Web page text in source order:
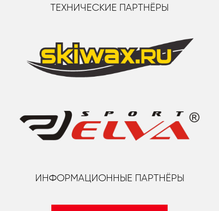
ТЕХНИЧЕСКИЕ ПАРТНЁРЫ
ИНФОРМАЦИОННЫЕ ПАРТНЁРЫ